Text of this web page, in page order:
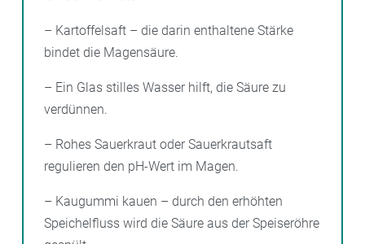
– Kartoffelsaft – die darin enthaltene Stärke
bindet die Magensäure.
– Ein Glas stilles Wasser hilft, die Säure zu
verdünnen.
– Rohes Sauerkraut oder Sauerkrautsaft
regulieren den pH-Wert im Magen.
– Kaugummi kauen – durch den erhöhten
Speichelfluss wird die Säure aus der Speiseröhre